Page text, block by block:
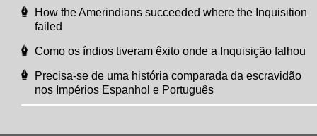
How the Amerindians succeeded where the Inquisition
failed
Como os índios tiveram êxito onde a Inquisição falhou
Precisa-se de uma história comparada da escravidão
nos Impérios Espanhol e Português